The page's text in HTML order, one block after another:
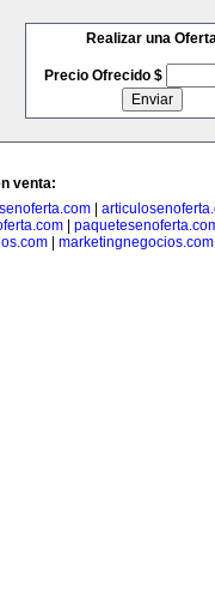
Realizar una
Precio Ofrecido $
venta:
|
marketingnegocios.com